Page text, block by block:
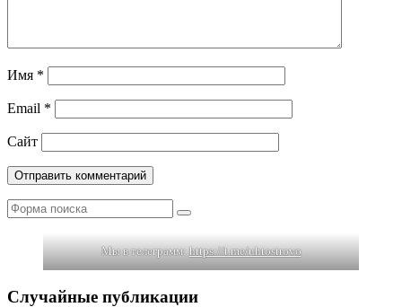
Имя *
Email *
Сайт
Поиск
Мы в телеграмм:https://t.me/uhtostrovo
Случайные публикации